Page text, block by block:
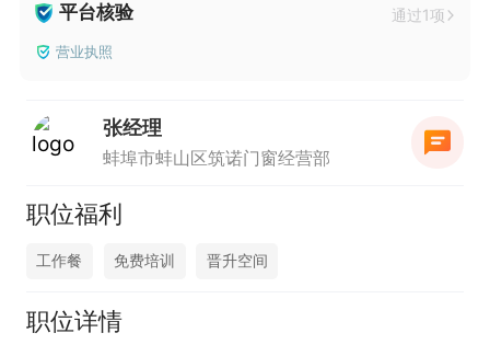
平台核验 通过1项
营业执照
张经理
蚌埠市蚌山区筑诺门窗经营部
职位福利
工作餐 免费培训 晋升空间
职位详情